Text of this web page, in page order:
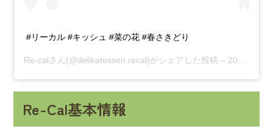
#リーカル #キッシュ #菜の花 #春さきどり
Re-calさん(@delikatessen.recal)がシェアした投稿 – 2018年 1月月12日午前4時13分PST
Re-Cal基本情報